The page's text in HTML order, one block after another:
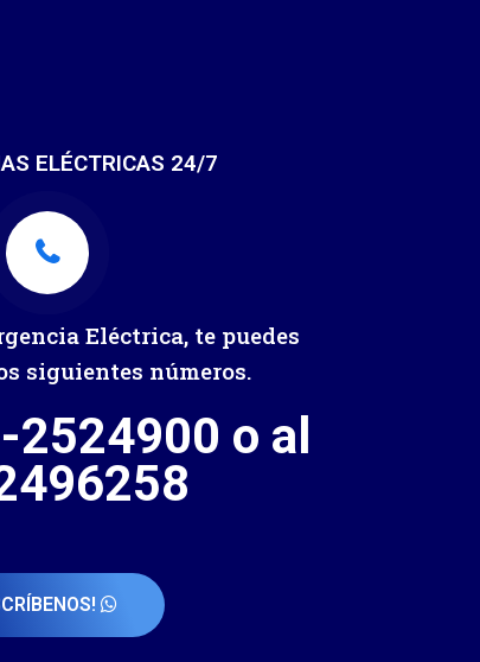
ELÉCTRICAS 24/7
Eléctrica, te puedes
siguientes números.
o al